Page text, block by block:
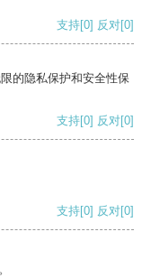
支持[0] 反对[0]
的隐私保护和安全性保
支持[0] 反对[0]
支持[0] 反对[0]